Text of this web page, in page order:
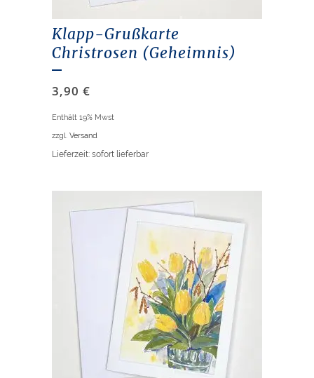
Klapp-Grußkarte
Christrosen (Geheimnis)
3,90 €
Enthält 19% Mwst
zzgl. Versand
Lieferzeit: sofort lieferbar